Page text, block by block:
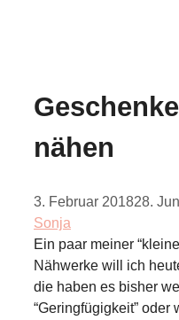
Geschenke
nähen
3. Februar 201828.
Sonja
Ein paar meiner
Nähwerke will ich
die haben es bisher
“Geringfügigkeit” oder